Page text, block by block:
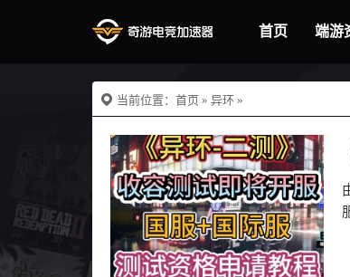
首页 端游
当前位置： 首页 » 异环 »